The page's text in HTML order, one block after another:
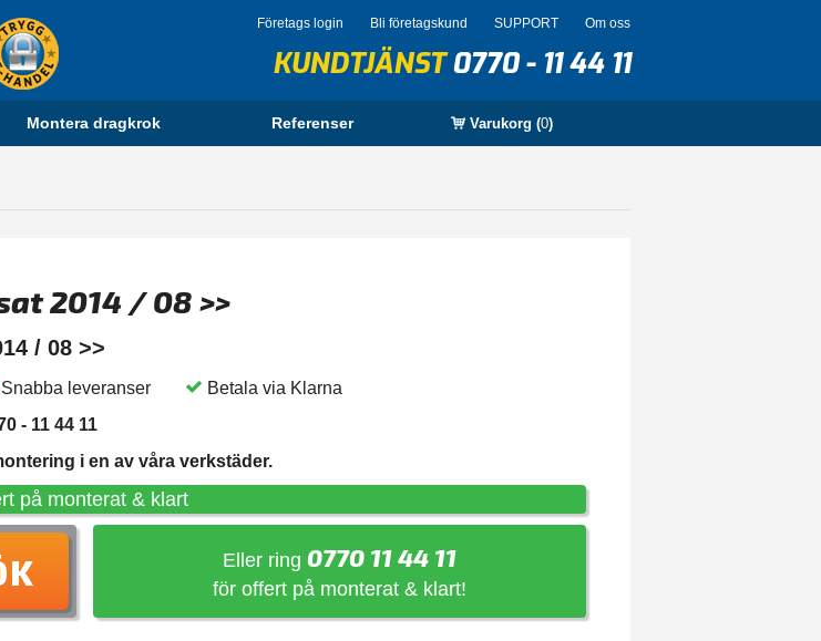
Företags login Bli företagskund SUPPORT Om oss
KUNDTJÄNST0770 - 11 44 11
Montera dragkrok Referenser Varukorg (0)
2014 / 08 >>
/ 08 >>
Snabba leveranser
Betala via Klarna
- 11 44 11
i en av våra verkstäder.
på monterat & klart
Eller ring 0770 11 44 11
för offert på monterat & klart!